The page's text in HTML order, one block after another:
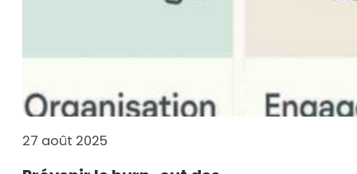
27 août 2025